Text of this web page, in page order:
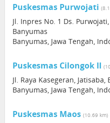
Puskesmas Purwojati
Jl. Inpres No. 1 Ds.
Banyumas
Banyumas, Jawa Tengah,
Puskesmas Cilongok II
Jl. Raya Kasegeran,
Banyumas, Jawa Tengah,
Puskesmas Maos (10.69 km)